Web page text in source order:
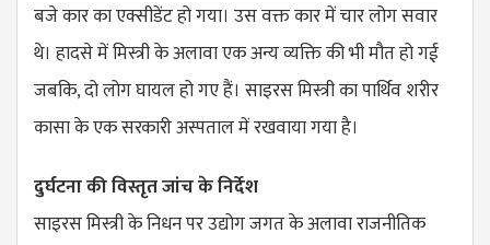
बजे कार का एक्सीडेंट हो गया। उस वक्त कार में चार लोग सवार
थे। हादसे में मिस्त्री के अलावा एक अन्य व्यक्ति की भी मौत हो गई
जबकि, दो लोग घायल हो गए हैं। साइरस मिस्त्री का पार्थिव शरीर
कासा के एक सरकारी अस्पताल में रखवाया गया है।
दुर्घटना की विस्तृत जांच के निर्देश
साइरस मिस्त्री के निधन पर उद्योग जगत के अलावा राजनीतिक